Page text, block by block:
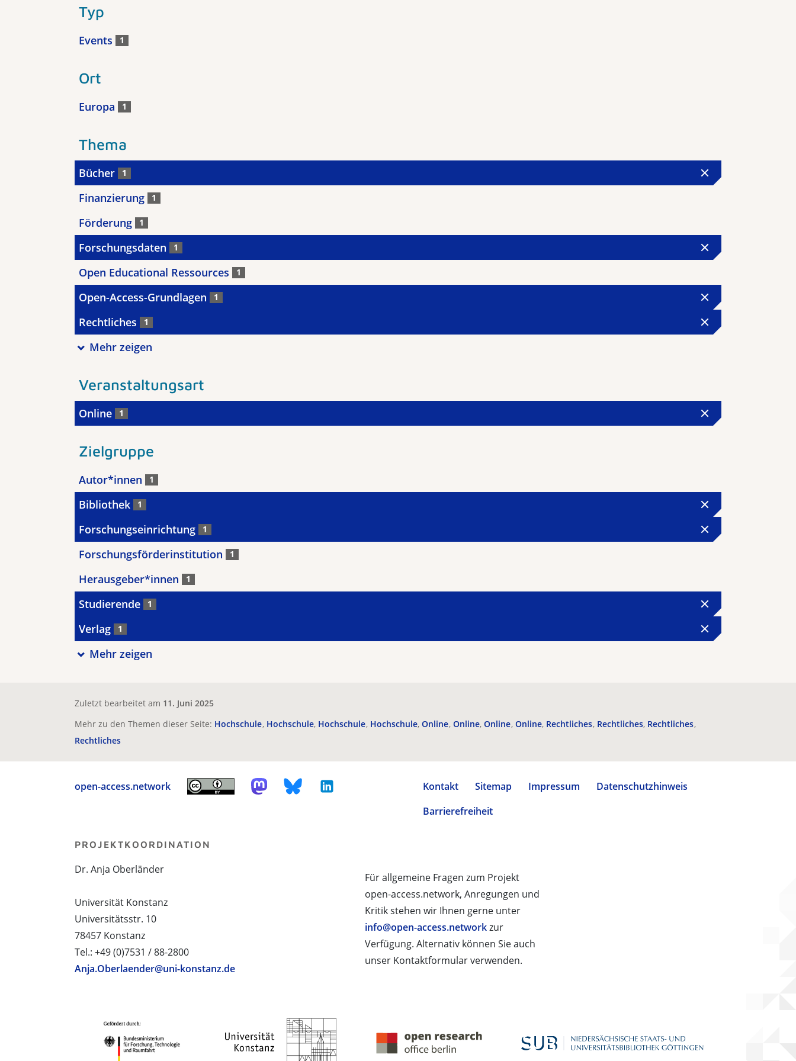
Typ
Events 1
Ort
Europa 1
Thema
Bücher 1
Finanzierung 1
Förderung 1
Forschungsdaten 1
Open Educational Ressources 1
Open-Access-Grundlagen 1
Rechtliches 1
Mehr zeigen
Veranstaltungsart
Online 1
Zielgruppe
Autor*innen 1
Bibliothek 1
Forschungseinrichtung 1
Forschungsförderinstitution 1
Herausgeber*innen 1
Studierende 1
Verlag 1
Mehr zeigen
Zuletzt bearbeitet am 11. Juni 2025
Mehr zu den Themen dieser Seite: Hochschule Hochschule Hochschule Hochschule Online Online Online Online Rechtliches Rechtliches Rechtliches
Rechtliches
open-access.network Kontakt Sitemap Impressum
Datenschutzhinweis
Barrierefreiheit
Für allgemeine Fragen zum Projekt
open-access.network, Anregungen und
Kritik stehen wir Ihnen gerne unter
info@open-access.networkzur
Verfügung. Alternativ können Sie auch
unser Kontaktformular verwenden.
PROJEKTKOORDINATION
Dr. Anja Oberländer
Universität Konstanz
Universitätsstr. 10
78457 Konstanz
Tel.: +49 (0)7531 / 88-2800
Anja.Oberlaender@uni-konstanz.de